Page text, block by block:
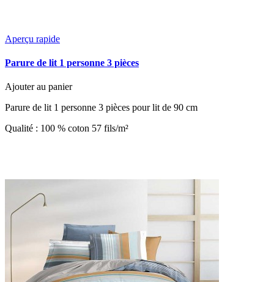
Aperçu rapide
Parure de lit 1 personne 3 pièces
Ajouter au panier
Parure de lit 1 personne 3 pièces pour lit de 90 cm
Qualité : 100 % coton 57 fils/m²